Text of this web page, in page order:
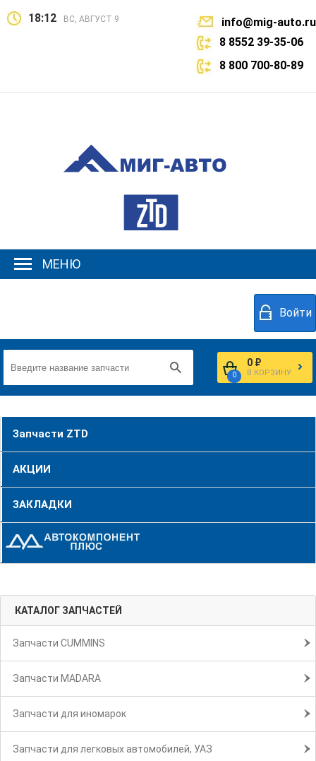
18:12 ВС, АВГУСТ 9
info@mig-auto.ru
8 8552 39-35-06
8 800 700-80-89
МЕНЮ
Войти
0
0 ₽
В КОРЗИНУ
Запчасти ZTD
АКЦИИ
ЗАКЛАДКИ
КАТАЛОГ ЗАПЧАСТЕЙ
Запчасти CUMMINS
Запчасти MADARA
Запчасти для иномарок
Запчасти для легковых автомобилей, УАЗ